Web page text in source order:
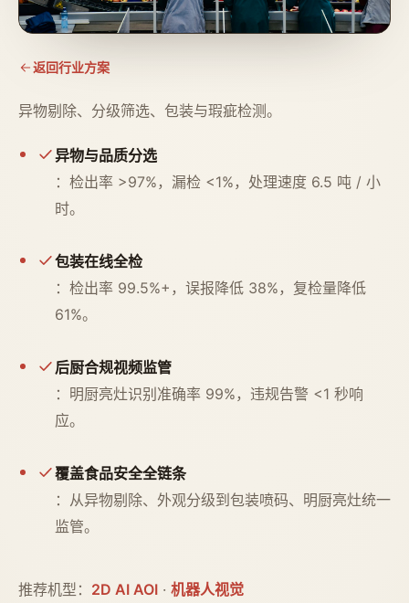
返回行业方案
异物剔除、分级筛选、包装与瑕疵检测。
异物与品质分选
：检出率 >97%，漏检 <1%，处理速度 6.5 吨 / 小
时。
包装在线全检
：检出率 99.5%+，误报降低 38%，复检量降低
61%。
后厨合规视频监管
：明厨亮灶识别准确率 99%，违规告警 <1 秒响
应。
覆盖食品安全全链条
：从异物剔除、外观分级到包装喷码、明厨亮灶统一
监管。
推荐机型： 2D AI AOI · 机器人视觉